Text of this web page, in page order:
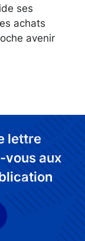
ses
achats
avenir
lettre
vous aux